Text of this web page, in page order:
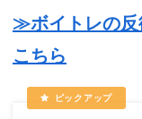
≫ボイトレの反
こちら